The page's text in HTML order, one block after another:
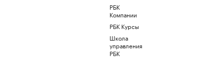
РБК
Компании
РБК Курсы
Школа
управления
РБК